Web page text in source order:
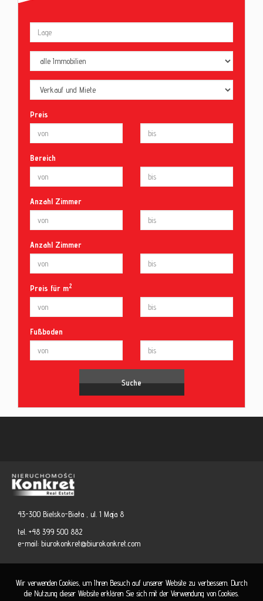
Preis
Bereich
Anzahl Zimmer
Anzahl Zimmer
Preis für m2
Fußboden
43-300 Bielsko-Biała , ul. 1 Maja 8
tel. +48 399 500 882
e-mail: biurokonkret@biurokonkret.com
Wir verwenden Cookies, um Ihren Besuch auf unserer Website zu verbessern. Durch
die Nutzung dieser Website erklären Sie sich mit der Verwendung von Cookies.